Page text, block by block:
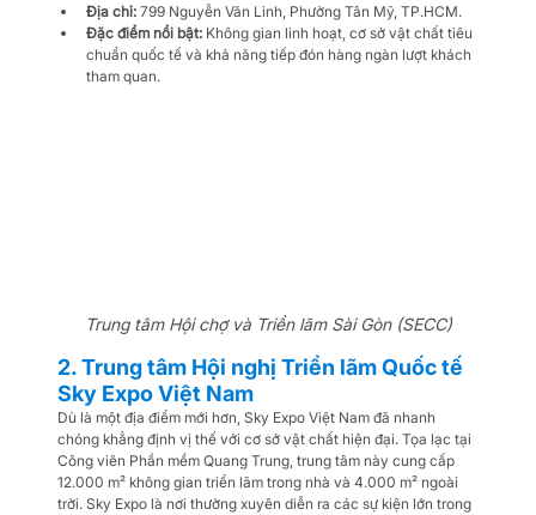
Địa chỉ: 799 Nguyễn Văn Linh, Phường Tân Mỹ, TP.HCM.
Đặc điểm nổi bật: Không gian linh hoạt, cơ sở vật chất tiêu
chuẩn quốc tế và khả năng tiếp đón hàng ngàn lượt khách
tham quan.
Trung tâm Hội chợ và Triển lãm Sài Gòn (SECC)
2. Trung tâm Hội nghị Triển lãm Quốc tế
Sky Expo Việt Nam
Dù là một địa điểm mới hơn, Sky Expo Việt Nam đã nhanh
chóng khẳng định vị thế với cơ sở vật chất hiện đại. Tọa lạc tại
Công viên Phần mềm Quang Trung, trung tâm này cung cấp
12.000 m² không gian triển lãm trong nhà và 4.000 m² ngoài
trời. Sky Expo là nơi thường xuyên diễn ra các sự kiện lớn trong